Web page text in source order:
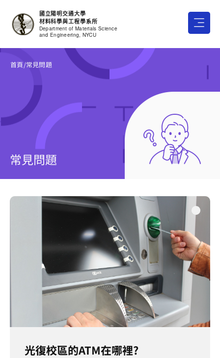
內
國立陽明交通大學
材料科學與工程學系所
Department of Materials Science
and Engineering, NYCU
首頁/常見問題
常見問題
光復校區的ATM在哪裡?